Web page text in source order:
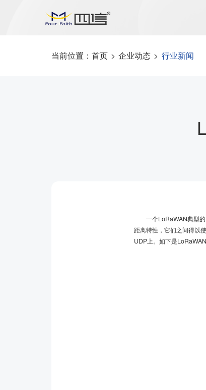
当前位置： 首页 > 企业动态 > 行业新闻
一个LoRaWAN典型的
距离特性，它们之间得以
UDP上。如下是